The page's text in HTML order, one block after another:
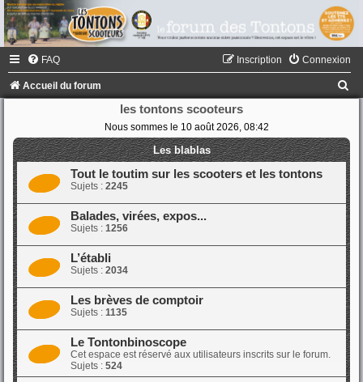
FAQ Connexion
Inscription
Accueil du forum
les tontons scooteurs
Nous sommes le 10 août 2026, 08:42
Les blablas
Tout le toutim sur les scooters et les tontons
Sujets : 2245
Balades, virées, expos...
Sujets : 1256
L’établi
Sujets : 2034
Les brèves de comptoir
Sujets : 1135
Le Tontonbinoscope
Cet espace est réservé aux utilisateurs inscrits sur le forum.
Sujets : 524